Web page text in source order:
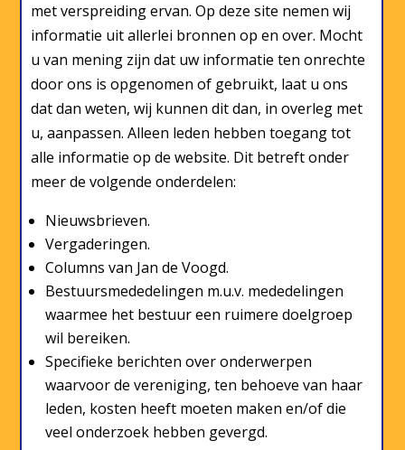
met verspreiding ervan. Op deze site nemen wij
informatie uit allerlei bronnen op en over. Mocht
u van mening zijn dat uw informatie ten onrechte
door ons is opgenomen of gebruikt, laat u ons
dat dan weten, wij kunnen dit dan, in overleg met
u, aanpassen. Alleen leden hebben toegang tot
alle informatie op de website. Dit betreft onder
meer de volgende onderdelen:
Nieuwsbrieven.
Vergaderingen.
Columns van Jan de Voogd.
Bestuursmededelingen m.u.v. mededelingen
waarmee het bestuur een ruimere doelgroep
wil bereiken.
Specifieke berichten over onderwerpen
waarvoor de vereniging, ten behoeve van haar
leden, kosten heeft moeten maken en/of die
veel onderzoek hebben gevergd.